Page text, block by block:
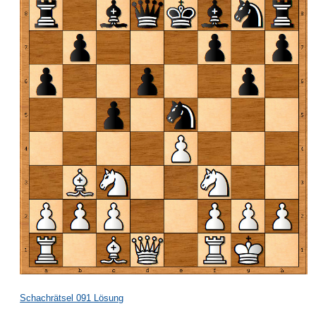
Schachrätsel 091 Lösung